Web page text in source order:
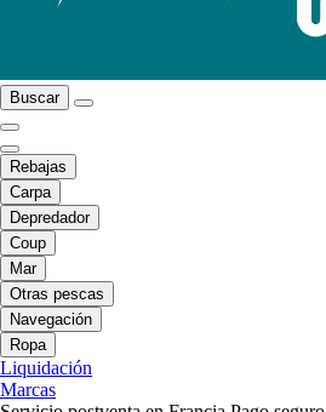
Buscar
Rebajas
Carpa
Depredador
Coup
Mar
Otras pescas
Navegación
Ropa
Liquidación
Marcas